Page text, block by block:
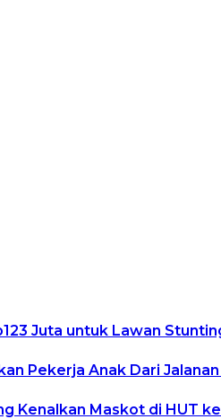
Juta untuk Lawan
Pekerja Anak Dari
Kenalkan Maskot di HUT